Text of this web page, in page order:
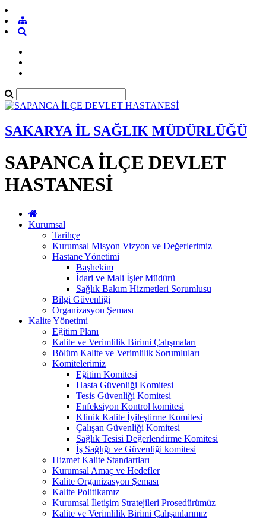
SAKARYA İL SAĞLIK MÜDÜRLÜĞÜ
SAPANCA İLÇE DEVLET
HASTANESİ
Kurumsal
Tarihçe
Kurumsal Misyon Vizyon ve Değerlerimiz
Hastane Yönetimi
Başhekim
İdari ve Mali İşler Müdürü
Sağlık Bakım Hizmetleri Sorumlusu
Bilgi Güvenliği
Organizasyon Şeması
Kalite Yönetimi
Eğitim Planı
Kalite ve Verimlilik Birimi Çalışmaları
Bölüm Kalite ve Verimlilik Sorumluları
Komitelerimiz
Eğitim Komitesi
Hasta Güvenliği Komitesi
Tesis Güvenliği Komitesi
Enfeksiyon Kontrol komitesi
Klinik Kalite İyileştirme Komitesi
Çalışan Güvenliği Komitesi
Sağlık Tesisi Değerlendirme Komitesi
İş Sağlığı ve Güvenliği komitesi
Hizmet Kalite Standartları
Kurumsal Amaç ve Hedefler
Kalite Organizasyon Şeması
Kalite Politikamız
Kurumsal İletişim Stratejileri Prosedürümüz
Kalite ve Verimlilik Birimi Çalışanlarımız